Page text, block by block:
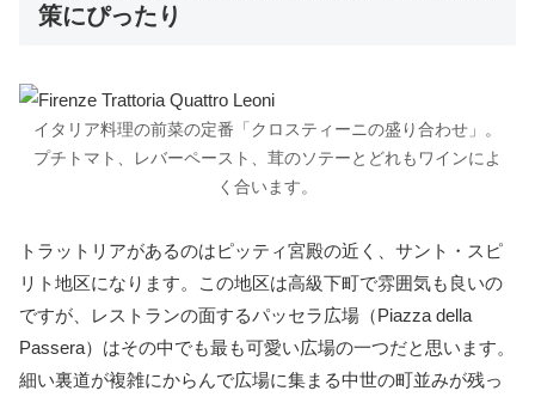
策にぴったり
イタリア料理の前菜の定番「クロスティーニの盛り合わせ」。
プチトマト、レバーペースト、茸のソテーとどれもワインによ
く合います。
トラットリアがあるのはピッティ宮殿の近く、サント・スピ
リト地区になります。この地区は高級下町で雰囲気も良いの
ですが、レストランの面するパッセラ広場（Piazza della
Passera）はその中でも最も可愛い広場の一つだと思います。
細い裏道が複雑にからんで広場に集まる中世の町並みが残っ